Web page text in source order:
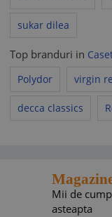
sukar dilea
Top branduri in
Polydor
virgin
decca classics
Mii de
asteapta